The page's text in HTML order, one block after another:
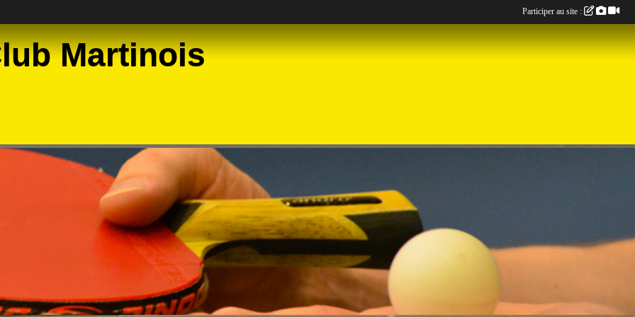
Martinois
Participer au site :